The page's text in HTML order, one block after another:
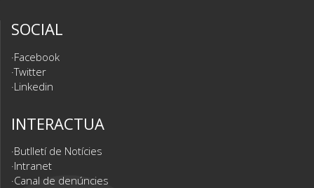
SOCIAL
Facebook
Twitter
Linkedin
INTERACTUA
Butlletí de Notícies
Intranet
Canal de denúncies